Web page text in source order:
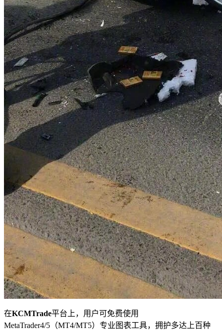
在KCMTrade平台上，用户可免费使用
MetaTrader4/5（MT4/MT5）专业图表工具，拥护多达上百种